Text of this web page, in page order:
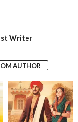
Writer
AUTHOR